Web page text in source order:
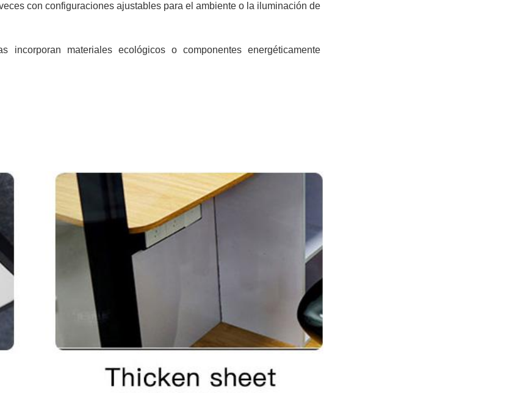
con configuraciones ajustables para el ambiente o la iluminación de
incorporan materiales ecológicos o componentes energéticamente